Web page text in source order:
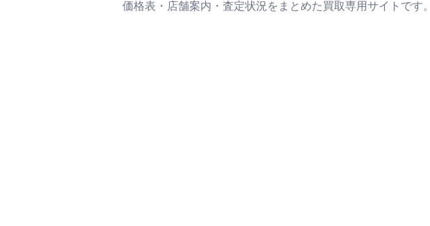
価格表・店舗案内・査定状況をまとめた買取専用サイトです。